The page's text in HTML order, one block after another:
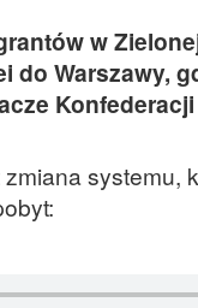
w
do Warszawy,
systemu,